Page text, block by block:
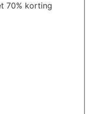
70% korting